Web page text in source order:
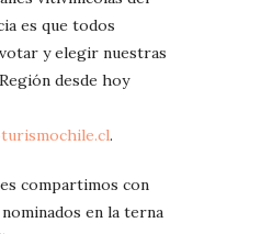
es que todos
y elegir nuestras
desde hoy
.
compartimos con
en la terna